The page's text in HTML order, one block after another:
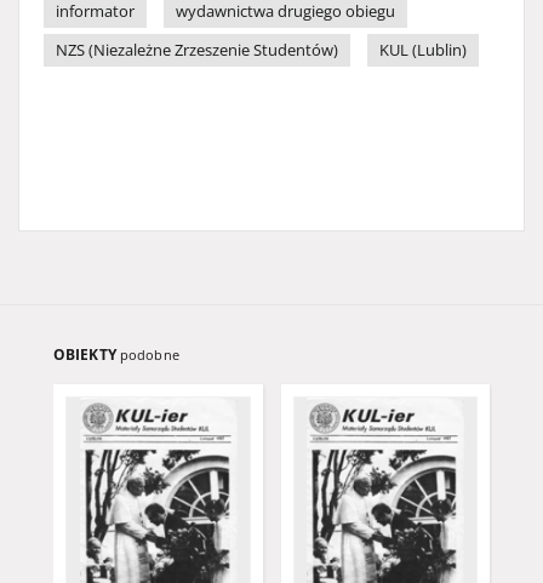
informator
wydawnictwa drugiego obiegu
NZS (Niezależne Zrzeszenie Studentów)
KUL (Lublin)
OBIEKTY podobne